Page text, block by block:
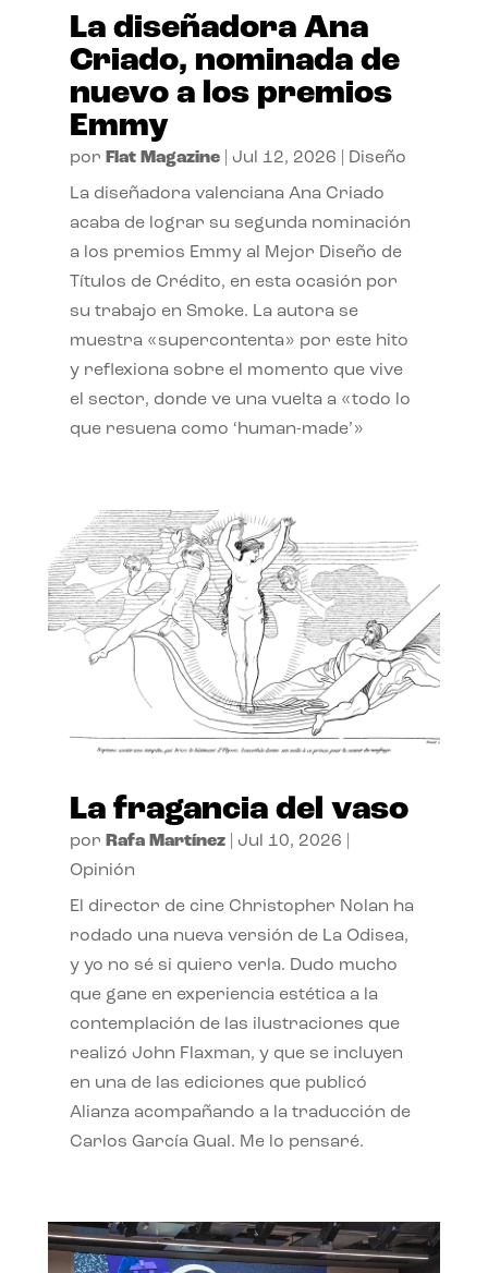
La diseñadora Ana
Criado, nominada de
nuevo a los premios
Emmy
por Flat Magazine| Jul 12, 2026 Diseño
La diseñadora valenciana Ana Criado
acaba de lograr su segunda nominación
a los premios Emmy al Mejor Diseño de
Títulos de Crédito, en esta ocasión por
su trabajo en Smoke. La autora se
muestra «supercontenta» por este hito
y reflexiona sobre el momento que vive
el sector, donde ve una vuelta a «todo lo
que resuena como ‘human-made’»
La fragancia del vaso
por Rafa Martínez| Jul 10, 2026
Opinión
El director de cine Christopher Nolan ha
rodado una nueva versión de La Odisea,
y yo no sé si quiero verla. Dudo mucho
que gane en experiencia estética a la
contemplación de las ilustraciones que
realizó John Flaxman, y que se incluyen
en una de las ediciones que publicó
Alianza acompañando a la traducción de
Carlos García Gual. Me lo pensaré.